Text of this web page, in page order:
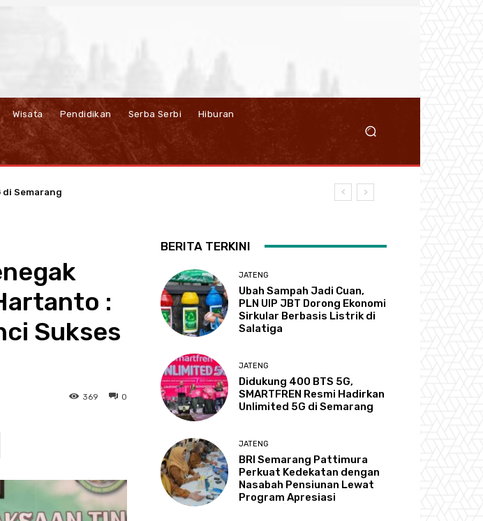
Wisata Pendidikan Serba Serbi Hiburan
SemarangLewat Program Apresiasi
:
Sukses
0
369
BERITA TERKINI
JATENG
Ubah Sampah Jadi Cuan,
PLN UIP JBT Dorong Ekonomi
Sirkular Berbasis Listrik di
Salatiga
JATENG
Didukung 400 BTS 5G,
SMARTFREN Resmi Hadirkan
Unlimited 5G di Semarang
JATENG
BRI Semarang Pattimura
Perkuat Kedekatan dengan
Nasabah Pensiunan Lewat
Program Apresiasi